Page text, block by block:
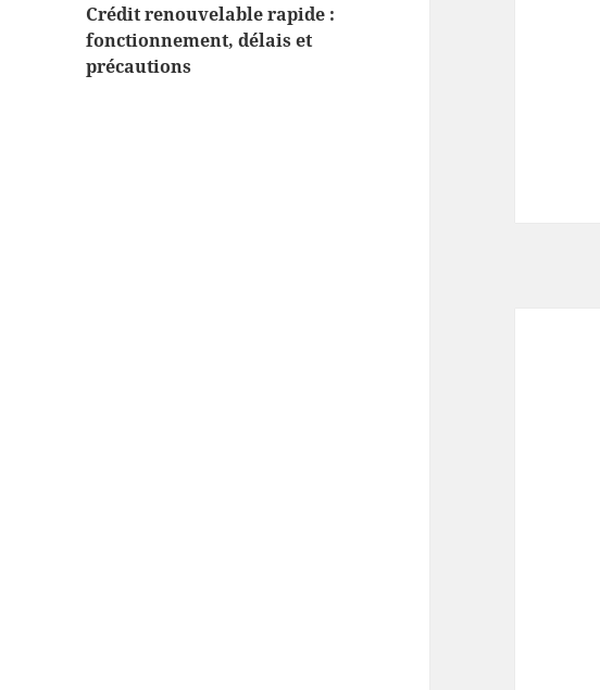
Crédit renouvelable rapide :
fonctionnement, délais et
précautions